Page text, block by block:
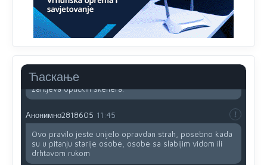
Ћаскање
Najveći dio populacije starije od 65 godina uopšte ne
koristi internet, niti ima pristup računarima
Анонимно2818605 11:45
obojiti (popuniti) uvedeno je isključivo zbog tehničkih
zahtjeva optičkih skenera.
Анонимно2818605 11:45
Ovo pravilo jeste unijelo opravdan strah, posebno kada
su u pitanju starije osobe, osobe sa slabijim vidom ili
drhtavom rukom